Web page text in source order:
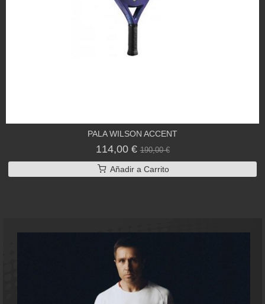
PALA WILSON ACCENT
114,00 €190,00 €
Añadir a Carrito